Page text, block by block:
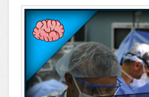
Ismerd meg önmagad
fejleszd a nyílt kommunik&aacu